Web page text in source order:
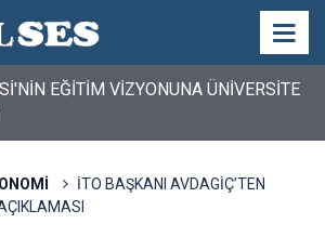
EĞİTİM VİZYONUNA ÜNİVERSİTE
İTO BAŞKANI AVDAGİÇ’TEN